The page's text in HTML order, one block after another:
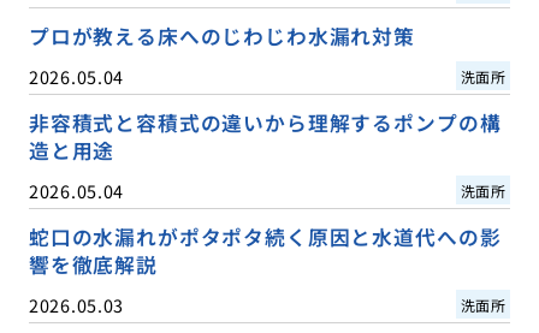
プロが教える床へのじわじわ水漏れ対策
2026.05.04 洗面所
非容積式と容積式の違いから理解するポンプの構
造と用途
2026.05.04 洗面所
蛇口の水漏れがポタポタ続く原因と水道代への影
響を徹底解説
2026.05.03 洗面所